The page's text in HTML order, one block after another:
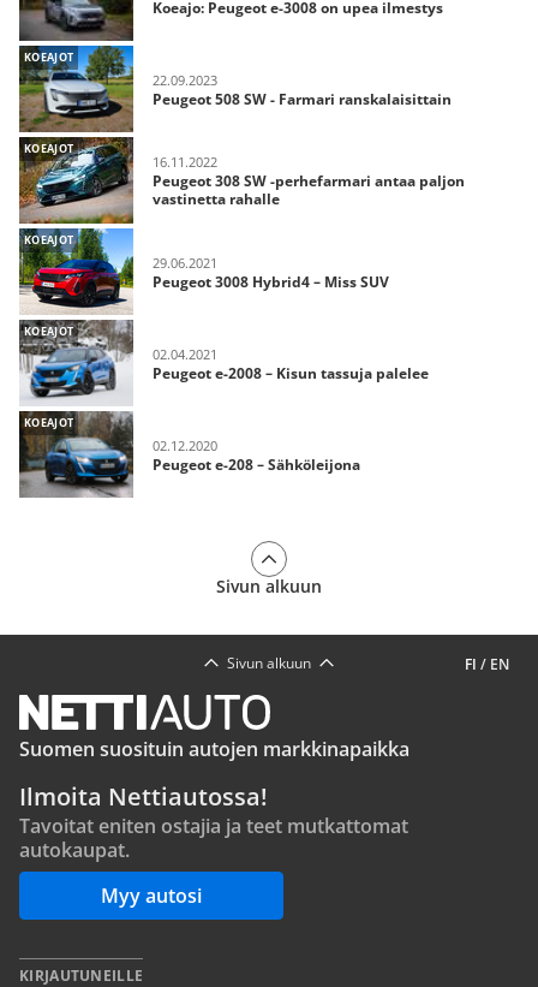
Koeajo: Peugeot e-3008 on upea ilmestys
KOEAJOT
22.09.2023
Peugeot 508 SW - Farmari ranskalaisittain
KOEAJOT
16.11.2022
Peugeot 308 SW -perhefarmari antaa paljon
vastinetta rahalle
KOEAJOT
29.06.2021
Peugeot 3008 Hybrid4 – Miss SUV
KOEAJOT
02.04.2021
Peugeot e-2008 – Kisun tassuja palelee
KOEAJOT
02.12.2020
Peugeot e-208 – Sähköleijona
Sivun alkuun
FI / EN
Sivun alkuun
Suomen suosituin autojen markkinapaikka
Ilmoita Nettiautossa!
Tavoitat eniten ostajia ja teet mutkattomat
autokaupat.
Myy autosi
KIRJAUTUNEILLE